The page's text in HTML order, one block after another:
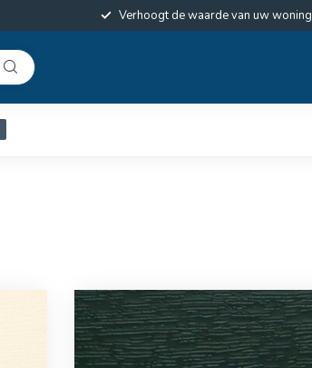
Verhoogt de waarde van uw woning